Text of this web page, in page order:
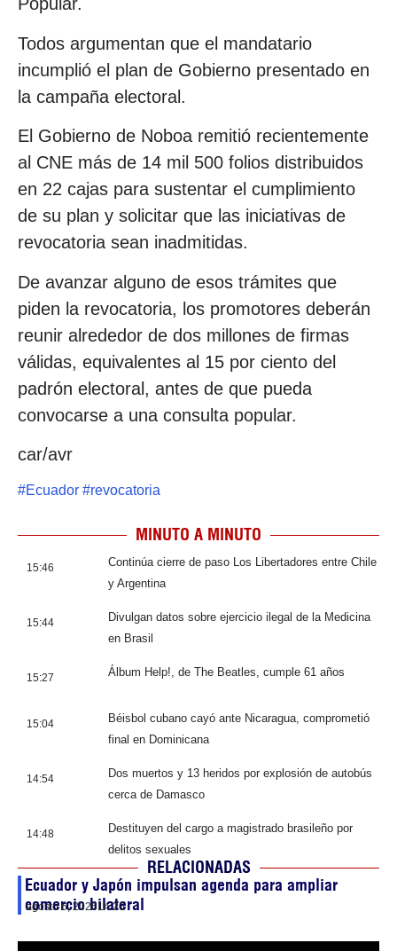
Popular.
Todos argumentan que el mandatario
incumplió el plan de Gobierno presentado en
la campaña electoral.
El Gobierno de Noboa remitió recientemente
al CNE más de 14 mil 500 folios distribuidos
en 22 cajas para sustentar el cumplimiento
de su plan y solicitar que las iniciativas de
revocatoria sean inadmitidas.
De avanzar alguno de esos trámites que
piden la revocatoria, los promotores deberán
reunir alrededor de dos millones de firmas
válidas, equivalentes al 15 por ciento del
padrón electoral, antes de que pueda
convocarse a una consulta popular.
car/avr
#Ecuador #revocatoria
MINUTO A MINUTO
15:46
Continúa cierre de paso Los Libertadores entre Chile
y Argentina
15:44
Divulgan datos sobre ejercicio ilegal de la Medicina
en Brasil
15:27 Álbum Help!, de The Beatles, cumple 61 años
15:04
Béisbol cubano cayó ante Nicaragua, comprometió
final en Dominicana
14:54
Dos muertos y 13 heridos por explosión de autobús
cerca de Damasco
14:48
Destituyen del cargo a magistrado brasileño por
delitos sexuales
RELACIONADAS
Ecuador y Japón impulsan agenda para ampliar
comercio bilateral
agosto 6, 202614:20